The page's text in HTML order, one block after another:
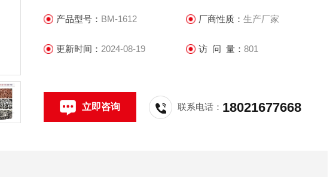
产品型号： BM-1612 厂商性质： 生产厂家
更新时间： 2024-08-19 访 问 量： 801
立即咨询 联系电话： 18021677668